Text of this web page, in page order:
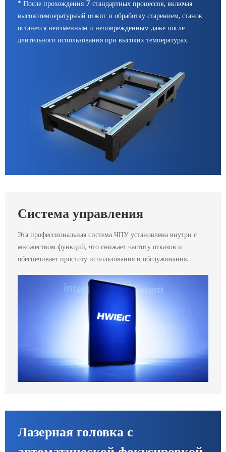
* После прохождения 7 стандартных процессов, включая
высокотемпературный отжиг и обработку старением, станок
останется неизменным и неповрежденным даже после
длительного использования при высоких температурах.
Система управления
Эта профессиональная система ЧПУ установлена внутри с
множеством функций, что снижает частоту отказов и
обеспечивает простоту использования и обслуживания.
Лазерная головка с